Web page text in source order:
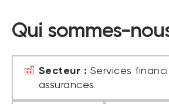
Qui sommes-
Secteur : Services
assurances